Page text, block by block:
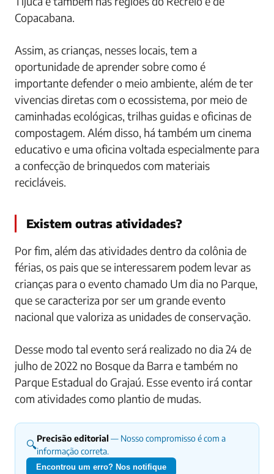
Copacabana.
Assim, as crianças, nesses locais, tem a
oportunidade de aprender sobre como é
importante defender o meio ambiente, além de ter
vivencias diretas com o ecossistema, por meio de
caminhadas ecológicas, trilhas guidas e oficinas de
compostagem. Além disso, há também um cinema
educativo e uma oficina voltada especialmente para
a confecção de brinquedos com materiais
recicláveis.
Existem outras atividades?
Por fim, além das atividades dentro da colônia de
férias, os pais que se interessarem podem levar as
crianças para o evento chamado Um dia no Parque,
que se caracteriza por ser um grande evento
nacional que valoriza as unidades de conservação.
Desse modo tal evento será realizado no dia 24 de
julho de 2022 no Bosque da Barra e também no
Parque Estadual do Grajaú. Esse evento irá contar
com atividades como plantio de mudas.
🔍Precisão editorial — Nosso compromisso é com a
informação correta.
Encontrou um erro? Nos notifique